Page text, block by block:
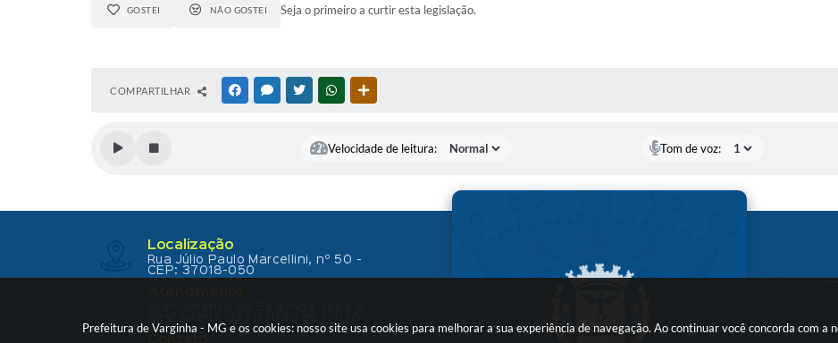
Prefeitura de Varginha - MG e os cookies: nosso site usa cookies para melhorar a sua experiência de navegação. Ao continuar você concorda com a
GOSTEI NÃO GOSTEI Seja o primeiro a curtir esta legislação.
COMPARTILHAR FACEBOOKMESSENGER
TWITTERWHATSAPP
Velocidade de leitura: Tom de voz:
Localização
Rua Júlio Paulo Marcellini, nº 50 -
CEP: 37018-050